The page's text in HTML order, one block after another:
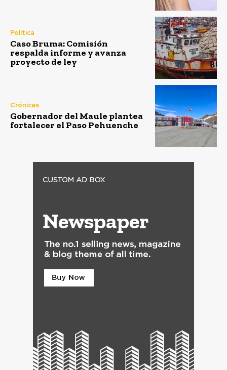
Política
Caso Bruma: Comisión
respalda informe y avanza
proyecto de ley
Crónicas
Gobernador del Maule plantea
fortalecer el Paso Pehuenche